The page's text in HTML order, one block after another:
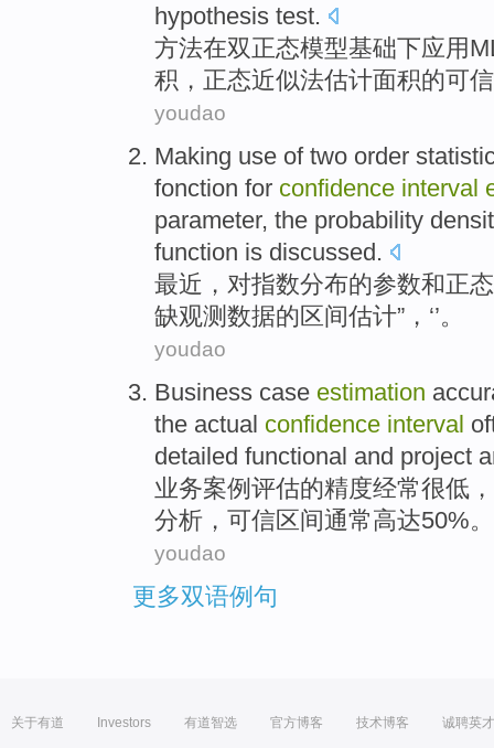
hypothesis test.
方法在双正态模型基础下应用
积 ，正态近似法估计面积的可信
youdao
Making use oftwo order
fonction for confidence interval
parameter, the probability
function is discussed.
最近，对指数分布的参数和正
缺观测 数据的 区间估计”，‘’。
youdao
Business case estimation
the actual confidence interval
detailed functional and project
业务案例 评估的精度经常很低 ，
分析 ， 可信区间通常高达50%。
youdao
更多双语例句
关于有道 Investors 有道智选 官方博客 技术博客 诚聘英才